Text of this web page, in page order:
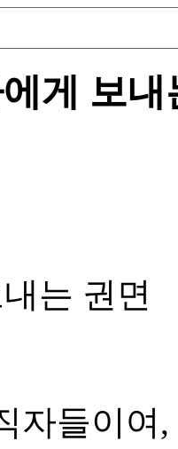
게 보내
는 권면
자들이여